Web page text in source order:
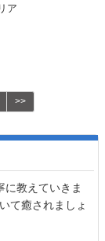
ア
>>
に教えていきま
て癒されましょ